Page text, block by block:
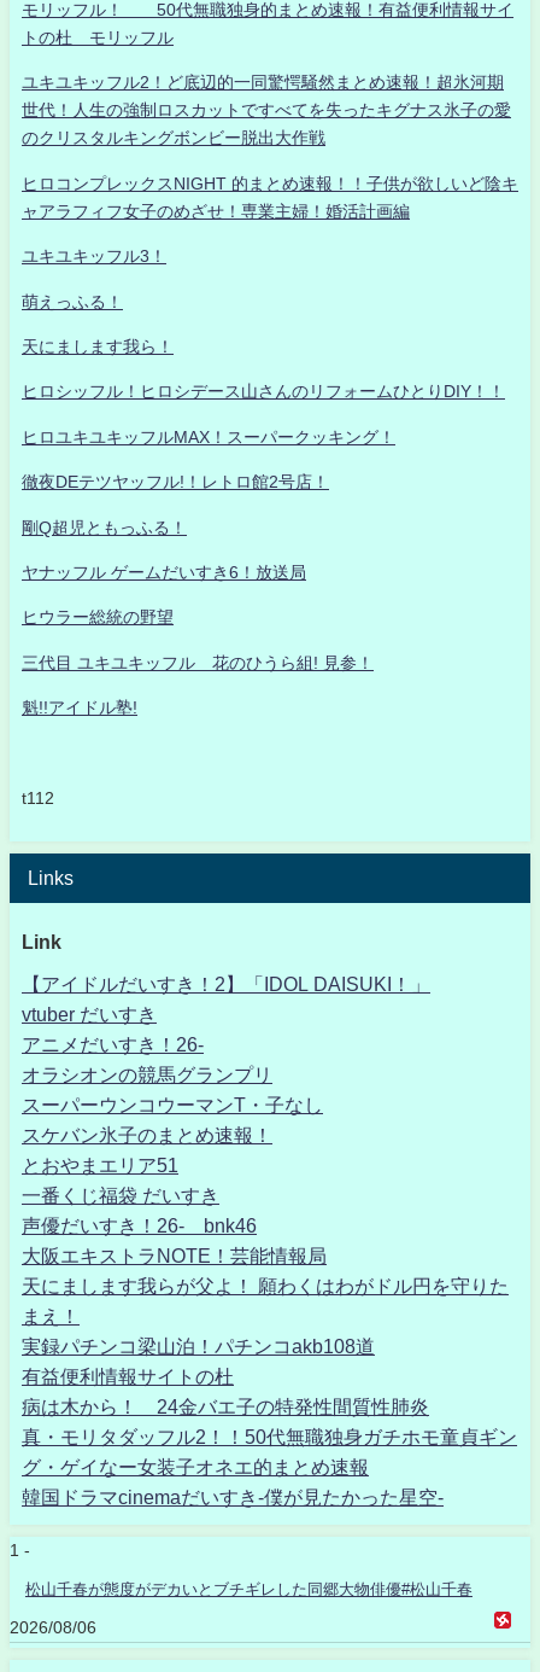
モリッフル！ 50代無職独身的まとめ速報！有益便利情報サイ
トの杜 モリッフル
ユキユキッフル2！ど底辺的一同驚愕騒然まとめ速報！超氷河期
世代！人生の強制ロスカットですべてを失ったキグナス氷子の愛
のクリスタルキングボンビー脱出大作戦
ヒロコンプレックスNIGHT 的まとめ速報！！子供が欲しいど陰キ
ャアラフィフ女子のめざせ！専業主婦！婚活計画編
ユキユキッフル3！
萌えっふる！
天にまします我ら！
ヒロシッフル！ヒロシデース山さんのリフォームひとりDIY！！
ヒロユキユキッフルMAX！スーパークッキング！
徹夜DEテツヤッフル!！レトロ館2号店！
剛Q超児ともっふる！
ヤナッフル ゲームだいすき6！放送局
ヒウラー総統の野望
三代目 ユキユキッフル 花のひうら組! 見参！
魁!!アイドル塾!
t112
Links
Link
【アイドルだいすき！2】「IDOL DAISUKI！」
vtuber だいすき
アニメだいすき！26-
オラシオンの競馬グランプリ
スーパーウンコウーマンT・子なし
スケバン氷子のまとめ速報！
とおやまエリア51
一番くじ福袋 だいすき
声優だいすき！26- bnk46
大阪エキストラNOTE！芸能情報局
天にまします我らが父よ！ 願わくはわがドル円を守りた
まえ！
実録パチンコ梁山泊！パチンコakb108道
有益便利情報サイトの杜
病は木から！ 24金バエ子の特発性間質性肺炎
真・モリタダッフル2！！50代無職独身ガチホモ童貞ギン
グ・ゲイなー女装子オネエ的まとめ速報
韓国ドラマcinemaだいすき-僕が見たかった星空-
1 -
松山千春が態度がデカいとブチギレした同郷大物俳優#松山千春
2026/08/06